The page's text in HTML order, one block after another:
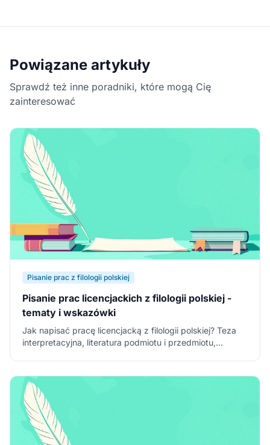
Powiązane artykuły
Sprawdź też inne poradniki, które mogą Cię
zainteresować
Pisanie prac z filologii polskiej
Pisanie prac licencjackich z filologii polskiej -
tematy i wskazówki
Jak napisać pracę licencjacką z filologii polskiej? Teza
interpretacyjna, literatura podmiotu i przedmiotu,